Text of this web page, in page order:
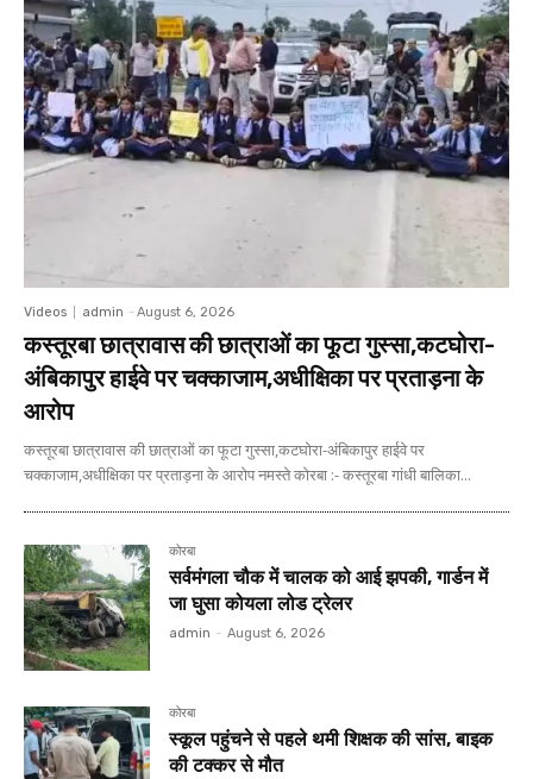
Videos admin - August 6, 2026
कस्तूरबा छात्रावास की छात्राओं का फूटा गुस्सा,कटघोरा-
अंबिकापुर हाईवे पर चक्काजाम,अधीक्षिका पर प्रताड़ना के
आरोप
कस्तूरबा छात्रावास की छात्राओं का फूटा गुस्सा,कटघोरा-अंबिकापुर हाईवे पर
चक्काजाम,अधीक्षिका पर प्रताड़ना के आरोप नमस्ते कोरबा :- कस्तूरबा गांधी बालिका...
कोरबा
सर्वमंगला चौक में चालक को आई झपकी, गार्डन में
जा घुसा कोयला लोड ट्रेलर
admin - August 6, 2026
कोरबा
स्कूल पहुंचने से पहले थमी शिक्षक की सांस, बाइक
की टक्कर से मौत